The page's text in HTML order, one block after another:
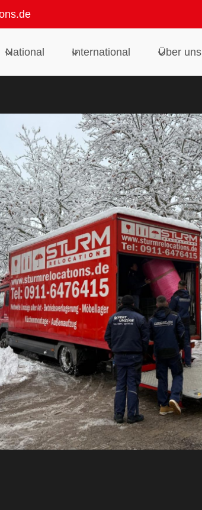
National International Über uns